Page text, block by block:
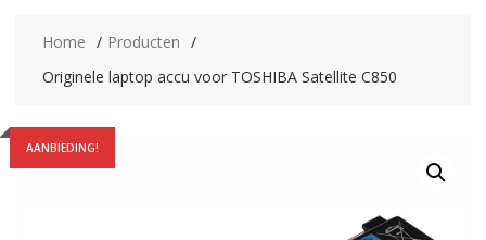
Home
Producten
Originele laptop accu voor TOSHIBA Satellite C850
AANBIEDING!